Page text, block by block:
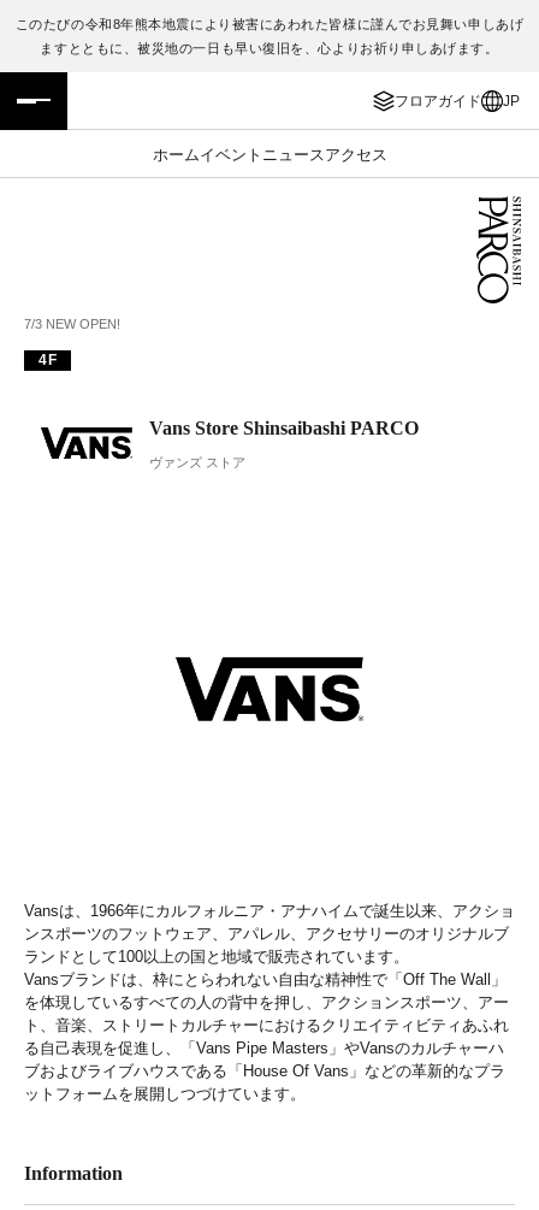
このたびの令和8年熊本地震により被害にあわれた皆様に謹んでお見舞い申しあげ
ますとともに、被災地の一日も早い復旧を、心よりお祈り申しあげます。
フロアガイド JP
ホームイベント ニュース アクセス
フロアガイド
施設案内・アクセス
TAX FREE
PARCOメンバーズ
ENGLISH
繁体字
日本語
7/3 NEW OPEN!
4F
Vans Store Shinsaibashi PARCO
ヴァンズ ストア
Vansは、1966年にカルフォルニア・アナハイムで誕生以来、アクショ
ンスポーツのフットウェア、アパレル、アクセサリーのオリジナルブ
ランドとして100以上の国と地域で販売されています。
Vansブランドは、枠にとらわれない自由な精神性で「Off The Wall」
を体現しているすべての人の背中を押し、アクションスポーツ、アー
ト、音楽、ストリートカルチャーにおけるクリエイティビティあふれ
る自己表現を促進し、「Vans Pipe Masters」やVansのカルチャーハ
ブおよびライブハウスである「House Of Vans」などの革新的なプラ
ットフォームを展開しつづけています。
Information